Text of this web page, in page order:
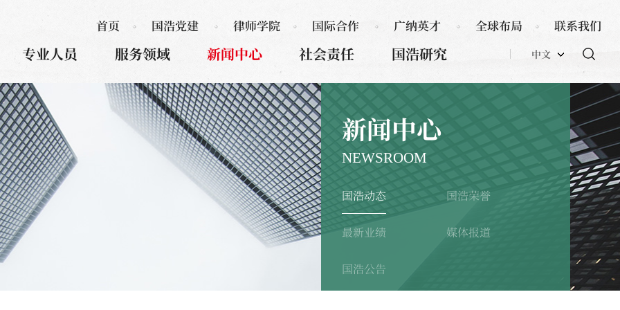
专业人员 服务领域 新闻中心 社会责任 国浩研究 中文
首页 国浩党建 律师学院 国际合作 广纳英才 全球布局 联系我们
新闻中心
NEWSROOM
国浩动态 国浩荣誉
最新业绩 媒体报道
国浩公告